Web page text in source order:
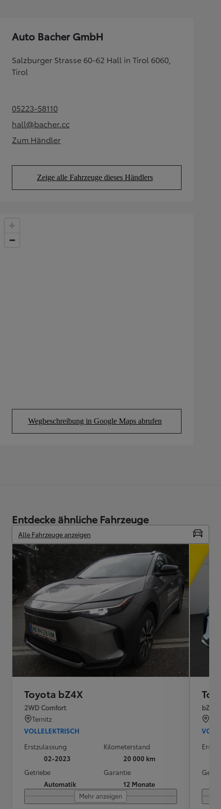
Auto Bacher GmbH
Salzburger Strasse 60-62 Hall in Tirol 6060,
Tirol
05223-58110(Opens in new tab)
hall@bacher.cc(Opens in new tab)
Zum Händler(Opens in new tab)
Zeige alle Fahrzeuge dieses Händlers
(Opens in new tab)
Wegbeschreibung in Google Maps abrufen
(Opens in new tab)
Entdecke ähnliche Fahrzeuge
Alle Fahrzeuge anzeigen
Toyota bZ4X
2WD Comfort
Ternitz
VOLLELEKTRISCH
Erstzulassung
02-2023
Kilometerstand
20 000 km
Getriebe
Automatik
Garantie
12 Monate
Mehr anzeigen
bZ4X